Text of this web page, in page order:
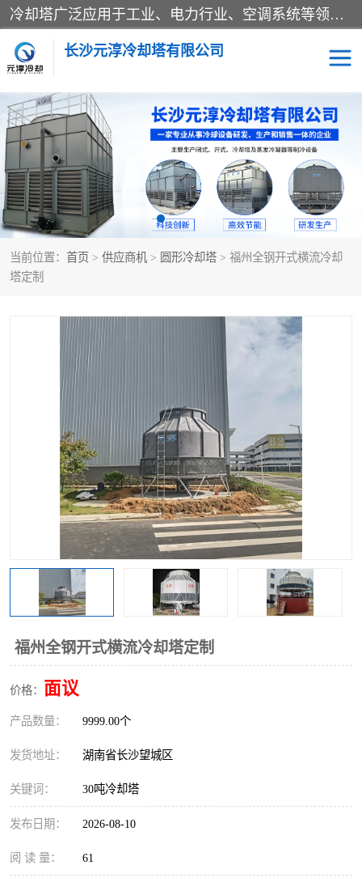
冷却塔广泛应用于工业、电力行业、空调系统等领域。在电力行业中，用于冷却发电机组的循环水；在工业生产中，如化工、冶金等行业，可降低生产过程中产生的热量；在空调系统中，为空调设备提供冷却水源
长沙元淳冷却塔有限公司
当前位置： 首页 > 供应商机 > 圆形冷却塔 > 福州全钢开式横流冷却
塔定制
福州全钢开式横流冷却塔定制
价格： 面议
产品数量： 9999.00个
发货地址： 湖南省长沙望城区
关键词： 30吨冷却塔
发布日期： 2026-08-10
阅 读 量： 61
方形开式冷却塔 圆形冷却塔
闭式冷却塔 水箱
电控箱 水泵
板式换热器